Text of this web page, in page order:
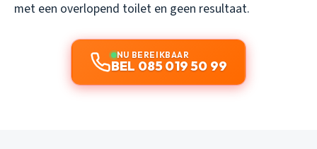
met een overlopend toilet en geen resultaat.
NU BEREIKBAAR
BEL 085 019 50 99